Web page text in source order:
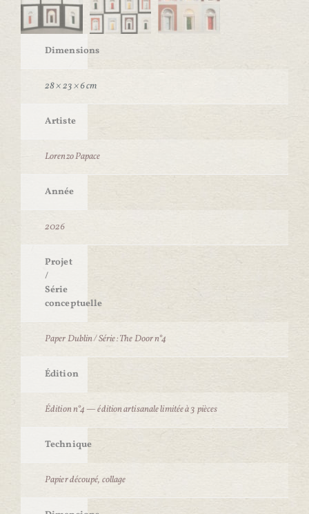
Dimensions
28 × 23 × 6 cm
Artiste
Lorenzo Papace
Année
2026
Projet
/
Série
conceptuelle
Paper Dublin / Série : The Door n°4
Édition
Édition n°4 — édition artisanale limitée à 3 pièces
Technique
Papier découpé, collage